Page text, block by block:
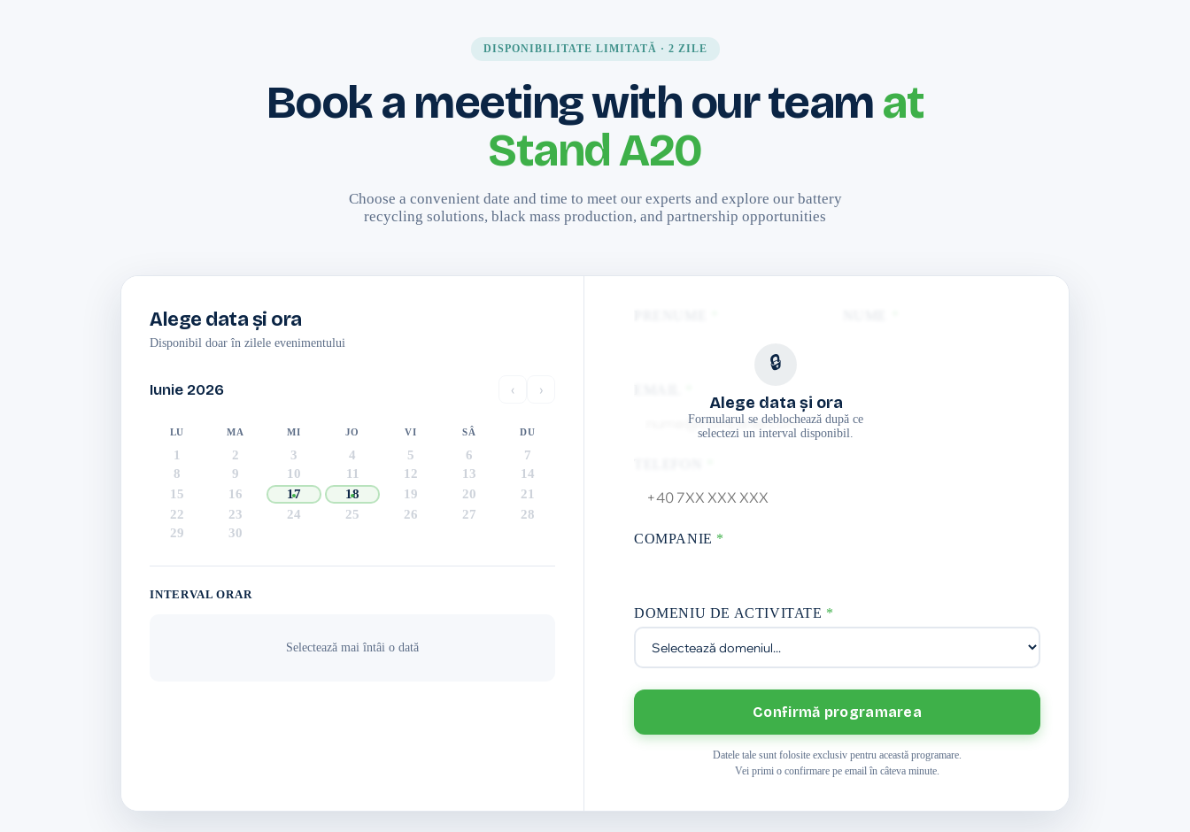
DISPONIBILITATE LIMITATĂ · 2 ZILE
Book a meeting with our teamat
Stand A20
Choose a convenient date and time to meet our experts and explore our battery
recycling solutions, black mass production, and partnership opportunities
Alege data și ora
Disponibil doar în zilele evenimentului
Iunie 2026 ‹ ›
LU MA MI JO VI SÂ DU
1 2 3 4 5 6
7
8
9 10 11 12 13
14
15
16 17 18 19 20
21
22
23 24 25 26 27
28
29
30
INTERVAL ORAR
Selectează mai întâi o dată
🔒
Alege data și ora
Formularul se deblochează după ce
selectezi un interval disponibil.
COMPANIE *
DOMENIU DE ACTIVITATE *
Confirmă programarea
Datele tale sunt folosite exclusiv pentru această programare.
Vei primi o confirmare pe email în câteva minute.